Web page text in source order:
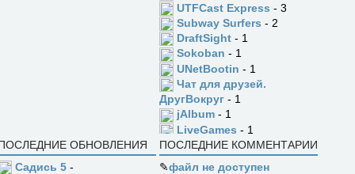
UTFCast Express - 3
Subway Surfers - 2
DraftSight - 1
Sokoban - 1
UNetBootin - 1
Чат для друзей.
ДругВокруг - 1
jAlbum - 1
LiveGames - 1
ОБНОВЛЕНИЯ
Садись 5 -
ПОСЛЕДНИЕ КОММЕНТАРИИ
✎файл не доступен